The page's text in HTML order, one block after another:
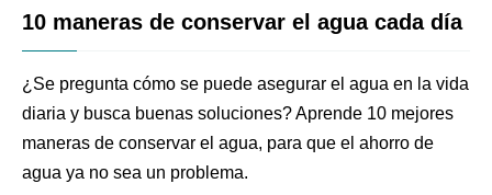
10 maneras de conservar el agua cada día
¿Se pregunta cómo se puede asegurar el agua en la vida
diaria y busca buenas soluciones? Aprende 10 mejores
maneras de conservar el agua, para que el ahorro de
agua ya no sea un problema.